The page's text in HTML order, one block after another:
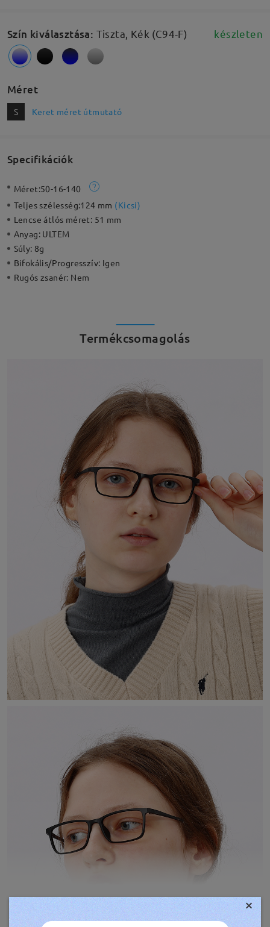
Szín kiválasztása: Tiszta, Kék (C94-F) készleten
Méret
S Keret méret útmutató
Specifikációk
Méret:50-16-140
Teljes szélesség:124 mm (Kicsi)
Lencse átlós méret: 51 mm
Anyag: ULTEM
Súly: 8g
Bifokális/Progresszív: Igen
Rugós zsanér: Nem
Termékcsomagolás
TOVÁBBIAK MEGJELENÍTÉSE ×